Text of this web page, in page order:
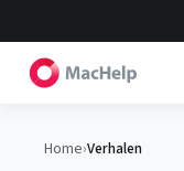
Home›Verhalen